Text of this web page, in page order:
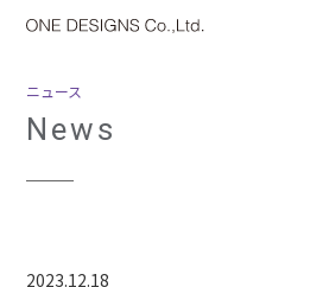
ニュース
News
2023.12.18